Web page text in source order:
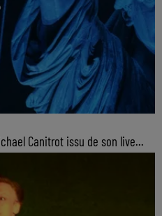
Canitrot issu de son live...